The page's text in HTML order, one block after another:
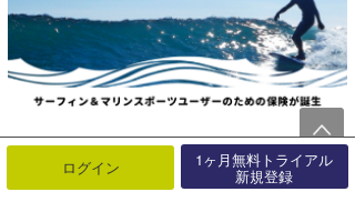
ログイン 1ヶ月無料トライアル
新規登録